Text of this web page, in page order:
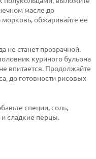
масле до
морковь, обжаривайте ее
не станет прозрачной.
куриного бульона
впитается. Продолжайте
до готовности рисовых
специи, соль,
сладкие перцы.